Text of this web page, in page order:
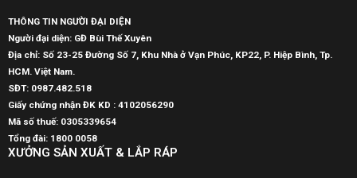
THÔNG TIN NGƯỜI ĐẠI DIỆN
Người đại diện: GĐ Bùi Thế Xuyên
Địa chỉ: Số 23-25 Đường Số 7, Khu Nhà ở Vạn Phúc, KP22, P. Hiệp Bình, Tp.
HCM. Việt Nam.
SĐT: 0987.482.518
Giấy chứng nhận ĐK KD : 4102056290
Mã số thuế: 0305339654
Tổng đài: 1800 0058
XƯỞNG SẢN XUẤT & LẮP RÁP